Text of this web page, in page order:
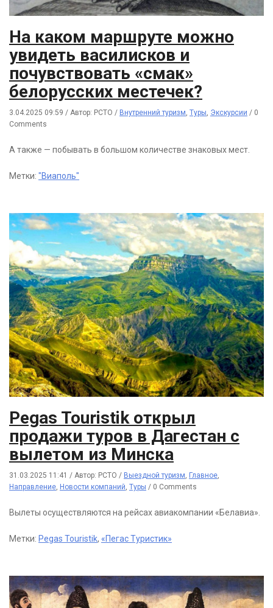
На каком маршруте можно
увидеть василисков и
почувствовать «смак»
белорусских местечек?
3.04.2025 09:59 / Автор: РСТО / Внутренний туризм, Туры, Экскурсии / 0
Comments
А также — побывать в большом количестве знаковых мест.
Метки: "Виаполь"
Pegas Touristik открыл
продажи туров в Дагестан с
вылетом из Минска
31.03.2025 11:41 / Автор: РСТО / Выездной туризм, Главное,
Направление, Новости компаний, Туры / 0 Comments
Вылеты осуществляются на рейсах авиакомпании «Белавиа».
Метки: Pegas Touristik, «Пегас Туристик»